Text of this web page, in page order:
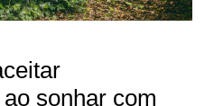
sonhar com